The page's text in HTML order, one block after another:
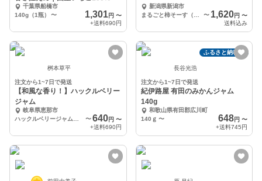
千葉県船橋市
140g（1瓶）
〜 1,301円 〜
+送料690円
新潟県新潟市
〜 1,620円 〜
送料込み
桝本草平
注文から1~7日で発送
【和風な香り！】ハックルベリー
ジャム
岐阜県恵那市
〜 640円 〜
+送料690円
ふるさと納税可
長谷光浩
注文から1~7日で発送
紀伊路屋 有田のみかんジャム
140g
和歌山県有田郡広川町
140ｇ 〜 648円 〜
+送料745円